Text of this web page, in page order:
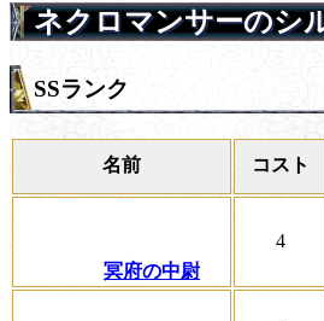
ネクロマンサーのシ
SSランク
名前 コスト
冥府の中尉
4